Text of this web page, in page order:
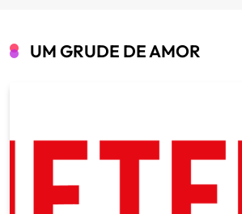
UM GRUDE DE AMOR